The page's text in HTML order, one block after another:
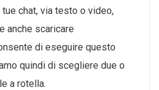
chat, via testo o video,
anche scaricare
di eseguire questo
quindi di scegliere due o
a rotella.